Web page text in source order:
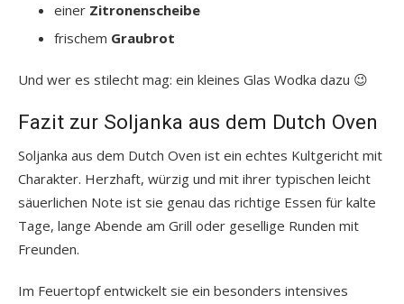
einer Zitronenscheibe
frischem Graubrot
Und wer es stilecht mag: ein kleines Glas Wodka dazu 😉
Fazit zur Soljanka aus dem Dutch Oven
Soljanka aus dem Dutch Oven ist ein echtes Kultgericht mit
Charakter. Herzhaft, würzig und mit ihrer typischen leicht
säuerlichen Note ist sie genau das richtige Essen für kalte
Tage, lange Abende am Grill oder gesellige Runden mit
Freunden.
Im Feuertopf entwickelt sie ein besonders intensives